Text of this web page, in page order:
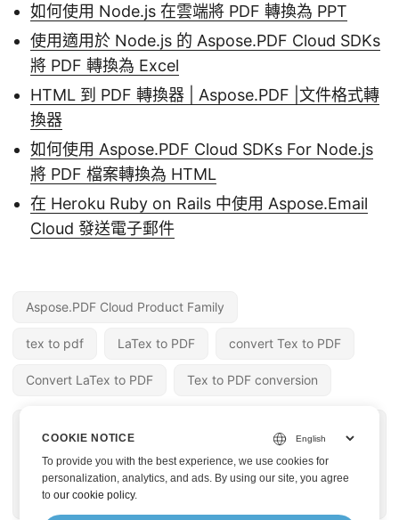
如何使用 Node.js 在雲端將 PDF 轉換為 PPT
使用適用於 Node.js 的 Aspose.PDF Cloud SDKs
將 PDF 轉換為 Excel
HTML 到 PDF 轉換器 | Aspose.PDF |文件格式轉
換器
如何使用 Aspose.PDF Cloud SDKs For Node.js
將 PDF 檔案轉換為 HTML
在 Heroku Ruby on Rails 中使用 Aspose.Email
Cloud 發送電子郵件
Aspose.PDF Cloud Product Family
tex to pdf LaTex to PDF convert Tex to PDF
Convert LaTex to PDF Tex to PDF conversion
立 JPG 到 Word 轉換
使用 Aspose.PDF 將
HTML 轉換為 PDF |文
COOKIE NOTICE
To provide you with the best experience, we use cookies for
personalization, analytics, and ads. By using our site, you agree
toour cookie policy.